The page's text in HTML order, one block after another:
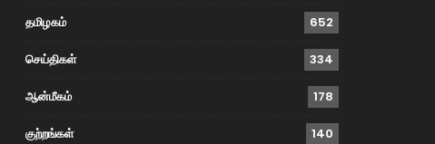
தமிழகம் 652
செய்திகள் 334
ஆன்மீகம் 178
குற்றங்கள் 140